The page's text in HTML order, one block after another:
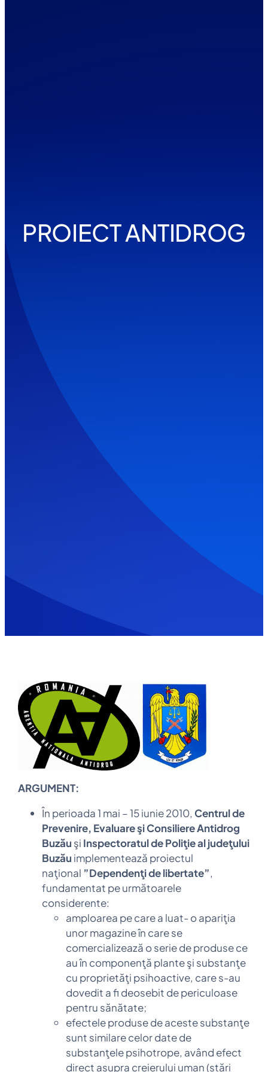
PROIECT ANTIDROG
ARGUMENT:
În perioada 1 mai – 15 iunie 2010,Centrul de
Prevenire, Evaluare şi Consiliere Antidrog
Buzău şi Inspectoratul de Poliţie al judeţului
Buzău implementează proiectul
naţional ”Dependenţi de libertate”,
fundamentat pe următoarele
considerente:
amploarea pe care a luat- o apariţia
unor magazine în care se
comercializează o serie de produse ce
au în componenţă plante şi substanţe
cu proprietăţi psihoactive, care s-au
dovedit a fi deosebit de periculoase
pentru sănătate;
efectele produse de aceste substanţe
sunt similare celor date de
substanţele psihotrope, având efect
direct asupra creierului uman (stări